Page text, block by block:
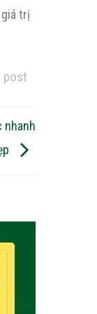
trị
post
nhanh